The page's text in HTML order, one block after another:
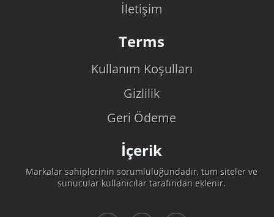
İletişim
Terms
Kullanım Koşulları
Gizlilik
Geri Ödeme
İçerik
Markalar sahiplerinin sorumluluğundadır, tüm siteler ve
sunucular kullanıcılar tarafından eklenir.